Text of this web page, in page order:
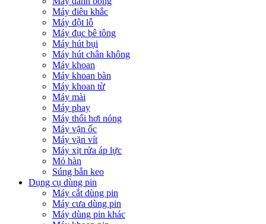
Máy điêu khắc
Máy đột lỗ
Máy đục bê tông
Máy hút bụi
Máy hút chân không
Máy khoan
Máy khoan bàn
Máy khoan từ
Máy mài
Máy phay
Máy thổi hơi nóng
Máy vặn ốc
Máy vặn vít
Máy xịt rửa áp lực
Mỏ hàn
Súng bắn keo
Dụng cụ dùng pin
Máy cắt dùng pin
Máy cưa dùng pin
Máy dùng pin khác